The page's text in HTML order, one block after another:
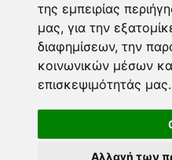
της εμπειρίας
μας, για την
διαφημίσεων, την
κοινωνικών μέσων
επισκεψιμότητάς μας.
Αλλαγή των
Επικοινωνία
Φόρμα επικοινωνίας
info@taromanteia.gr